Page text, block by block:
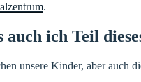
.
ich Teil
unsere Kinder, aber auch